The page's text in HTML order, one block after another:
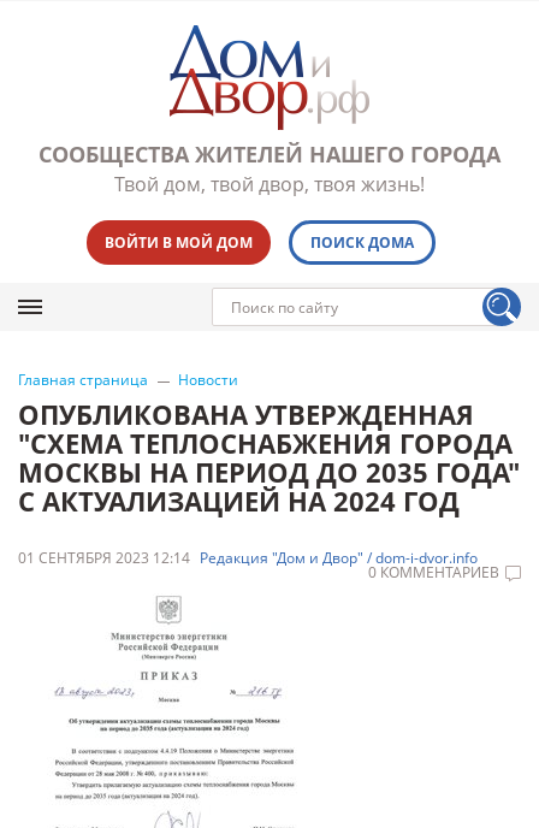
СООБЩЕСТВА ЖИТЕЛЕЙ НАШЕГО ГОРОДА
Твой дом, твой двор, твоя жизнь!
ВОЙТИ В МОЙ ДОМ ПОИСК ДОМА
Главная страница Новости
ОПУБЛИКОВАНА УТВЕРЖДЕННАЯ
"СХЕМА ТЕПЛОСНАБЖЕНИЯ ГОРОДА
МОСКВЫ НА ПЕРИОД ДО 2035 ГОДА"
С АКТУАЛИЗАЦИЕЙ НА 2024 ГОД
01 СЕНТЯБРЯ 2023 12:14 Редакция "Дом и Двор" / dom-i-dvor.info
0 КОММЕНТАРИЕВ